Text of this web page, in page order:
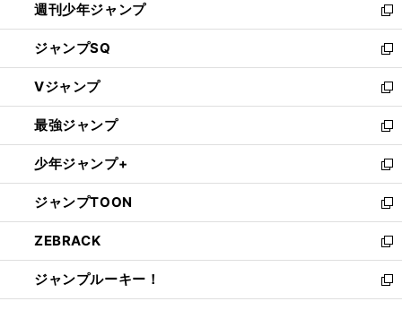
く
週刊少年ジャンプ
新
し
い
ウ
ィ
ン
ド
ウ
で
開
く
ジャンプSQ
新
し
い
ウ
ィ
ン
ド
ウ
で
開
く
Vジャンプ
新
し
い
ウ
ィ
ン
ド
ウ
で
開
く
最強ジャンプ
新
し
い
ウ
ィ
ン
ド
ウ
で
開
少年ジャンプ+
新
し
い
ウ
ィ
ン
ド
ウ
ジャンプTOON
新
し
い
ウ
ィ
ン
ZEBRACK
新
し
い
ウ
ジャンプルーキー！
新
し